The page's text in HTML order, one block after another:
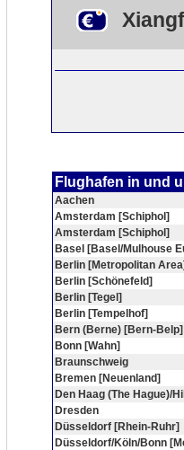
Flughafen in und
Aachen
Amsterdam [Schiphol]
Amsterdam [Schiphol]
Basel [Basel/Mulhouse
Berlin [Metropolitan Area]
Berlin [Schönefeld]
Berlin [Tegel]
Berlin [Tempelhof]
Bern (Berne) [Bern-Belp]
Bonn [Wahn]
Braunschweig
Bremen [Neuenland]
Den Haag (The Hague)/
Dresden
Düsseldorf [Rhein-Ruhr]
Düsseldorf/Köln/Bonn